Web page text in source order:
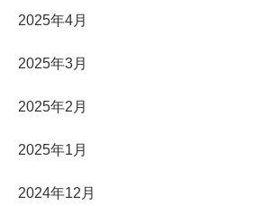
2025年4月
2025年3月
2025年2月
2025年1月
2024年12月